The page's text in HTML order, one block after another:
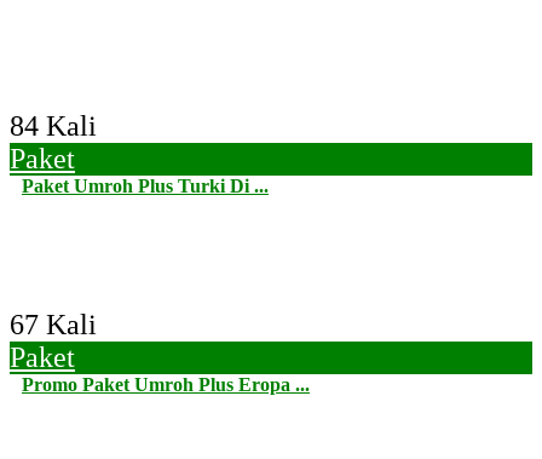
84 Kali
Paket
Paket Umroh Plus Turki Di ...
67 Kali
Paket
Promo Paket Umroh Plus Eropa ...